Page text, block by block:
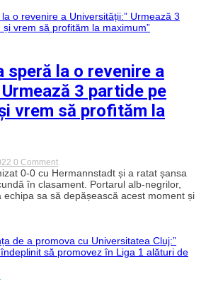
a
făcut
debutul
tineret!
speră la o revenire a
3 partide pe
vrem să profităm la
0 Commenton
Andrei
Gorcea
speră
la
Universității:”
Urmează
3
0-0 cu Hermannstadt și a ratat șansa
în clasament. Portarul alb-negrilor,
sa să depășească acest moment și